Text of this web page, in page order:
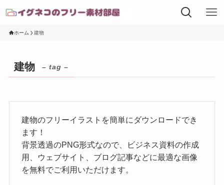
ホーム 建物
建物 – tag –
建物のフリーイラストを簡単にダウンロードでき
ます！
背景透過のPNG形式なので、ビジネス資料の作成
用、ウェブサイト、ブログ記事などに最適な画像
を無料でご利用いただけます。